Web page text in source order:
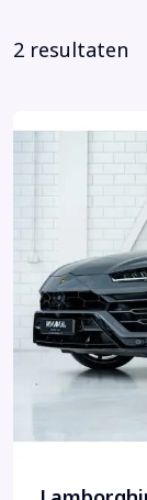
2 resultaten